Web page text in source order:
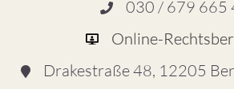
030 / 679 665
Online-
Drakestraße 48, 12205